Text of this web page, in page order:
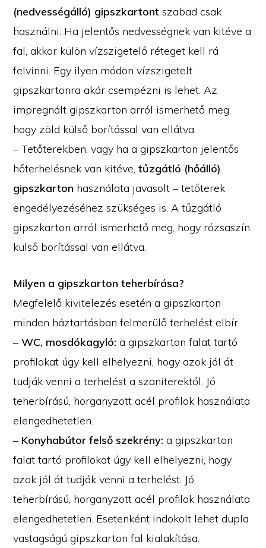
(nedvességálló) gipszkartont szabad csak
használni. Ha jelentős nedvességnek van kitéve a
fal, akkor külön vízszigetelő réteget kell rá
felvinni. Egy ilyen módon vízszigetelt
gipszkartonra akár csempézni is lehet. Az
impregnált gipszkarton arról ismerhető meg,
hogy zöld külső borítással van ellátva.
– Tetőterekben, vagy ha a gipszkarton jelentős
hőterhelésnek van kitéve,tűzgátló (hőálló)
gipszkarton használata javasolt – tetőterek
engedélyezéséhez szükséges is. A tűzgátló
gipszkarton arról ismerhető meg, hogy rózsaszín
külső borítással van ellátva.
Milyen a gipszkarton teherbírása?
Megfelelő kivitelezés esetén a gipszkarton
minden háztartásban felmerülő terhelést elbír.
–WC, mosdókagyló: a gipszkarton falat tartó
profilokat úgy kell elhelyezni, hogy azok jól át
tudják venni a terhelést a szaniterektől. Jó
teherbírású, horganyzott acél profilok használata
elengedhetetlen.
– Konyhabútor felső szekrény: a gipszkarton
falat tartó profilokat úgy kell elhelyezni, hogy
azok jól át tudják venni a terhelést. Jó
teherbírású, horganyzott acél profilok használata
elengedhetetlen. Esetenként indokolt lehet dupla
vastagságú gipszkarton fal kialakítása.